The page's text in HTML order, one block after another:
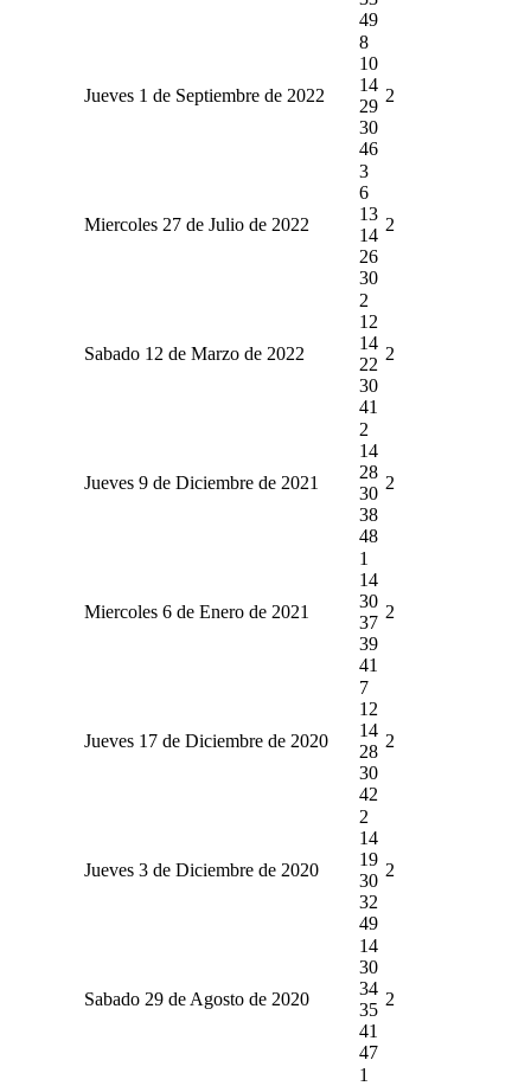
49
Jueves 1 de Septiembre de 2022
8
10
14
29
30
46
2
Miercoles 27 de Julio de 2022
3
6
13
14
26
30
2
Sabado 12 de Marzo de 2022
2
12
14
22
30
41
2
Jueves 9 de Diciembre de 2021
2
14
28
30
38
48
2
Miercoles 6 de Enero de 2021
1
14
30
37
39
41
2
Jueves 17 de Diciembre de 2020
7
12
14
28
30
42
2
Jueves 3 de Diciembre de 2020
2
14
19
30
32
49
2
Sabado 29 de Agosto de 2020
14
30
34
35
41
47
2
1